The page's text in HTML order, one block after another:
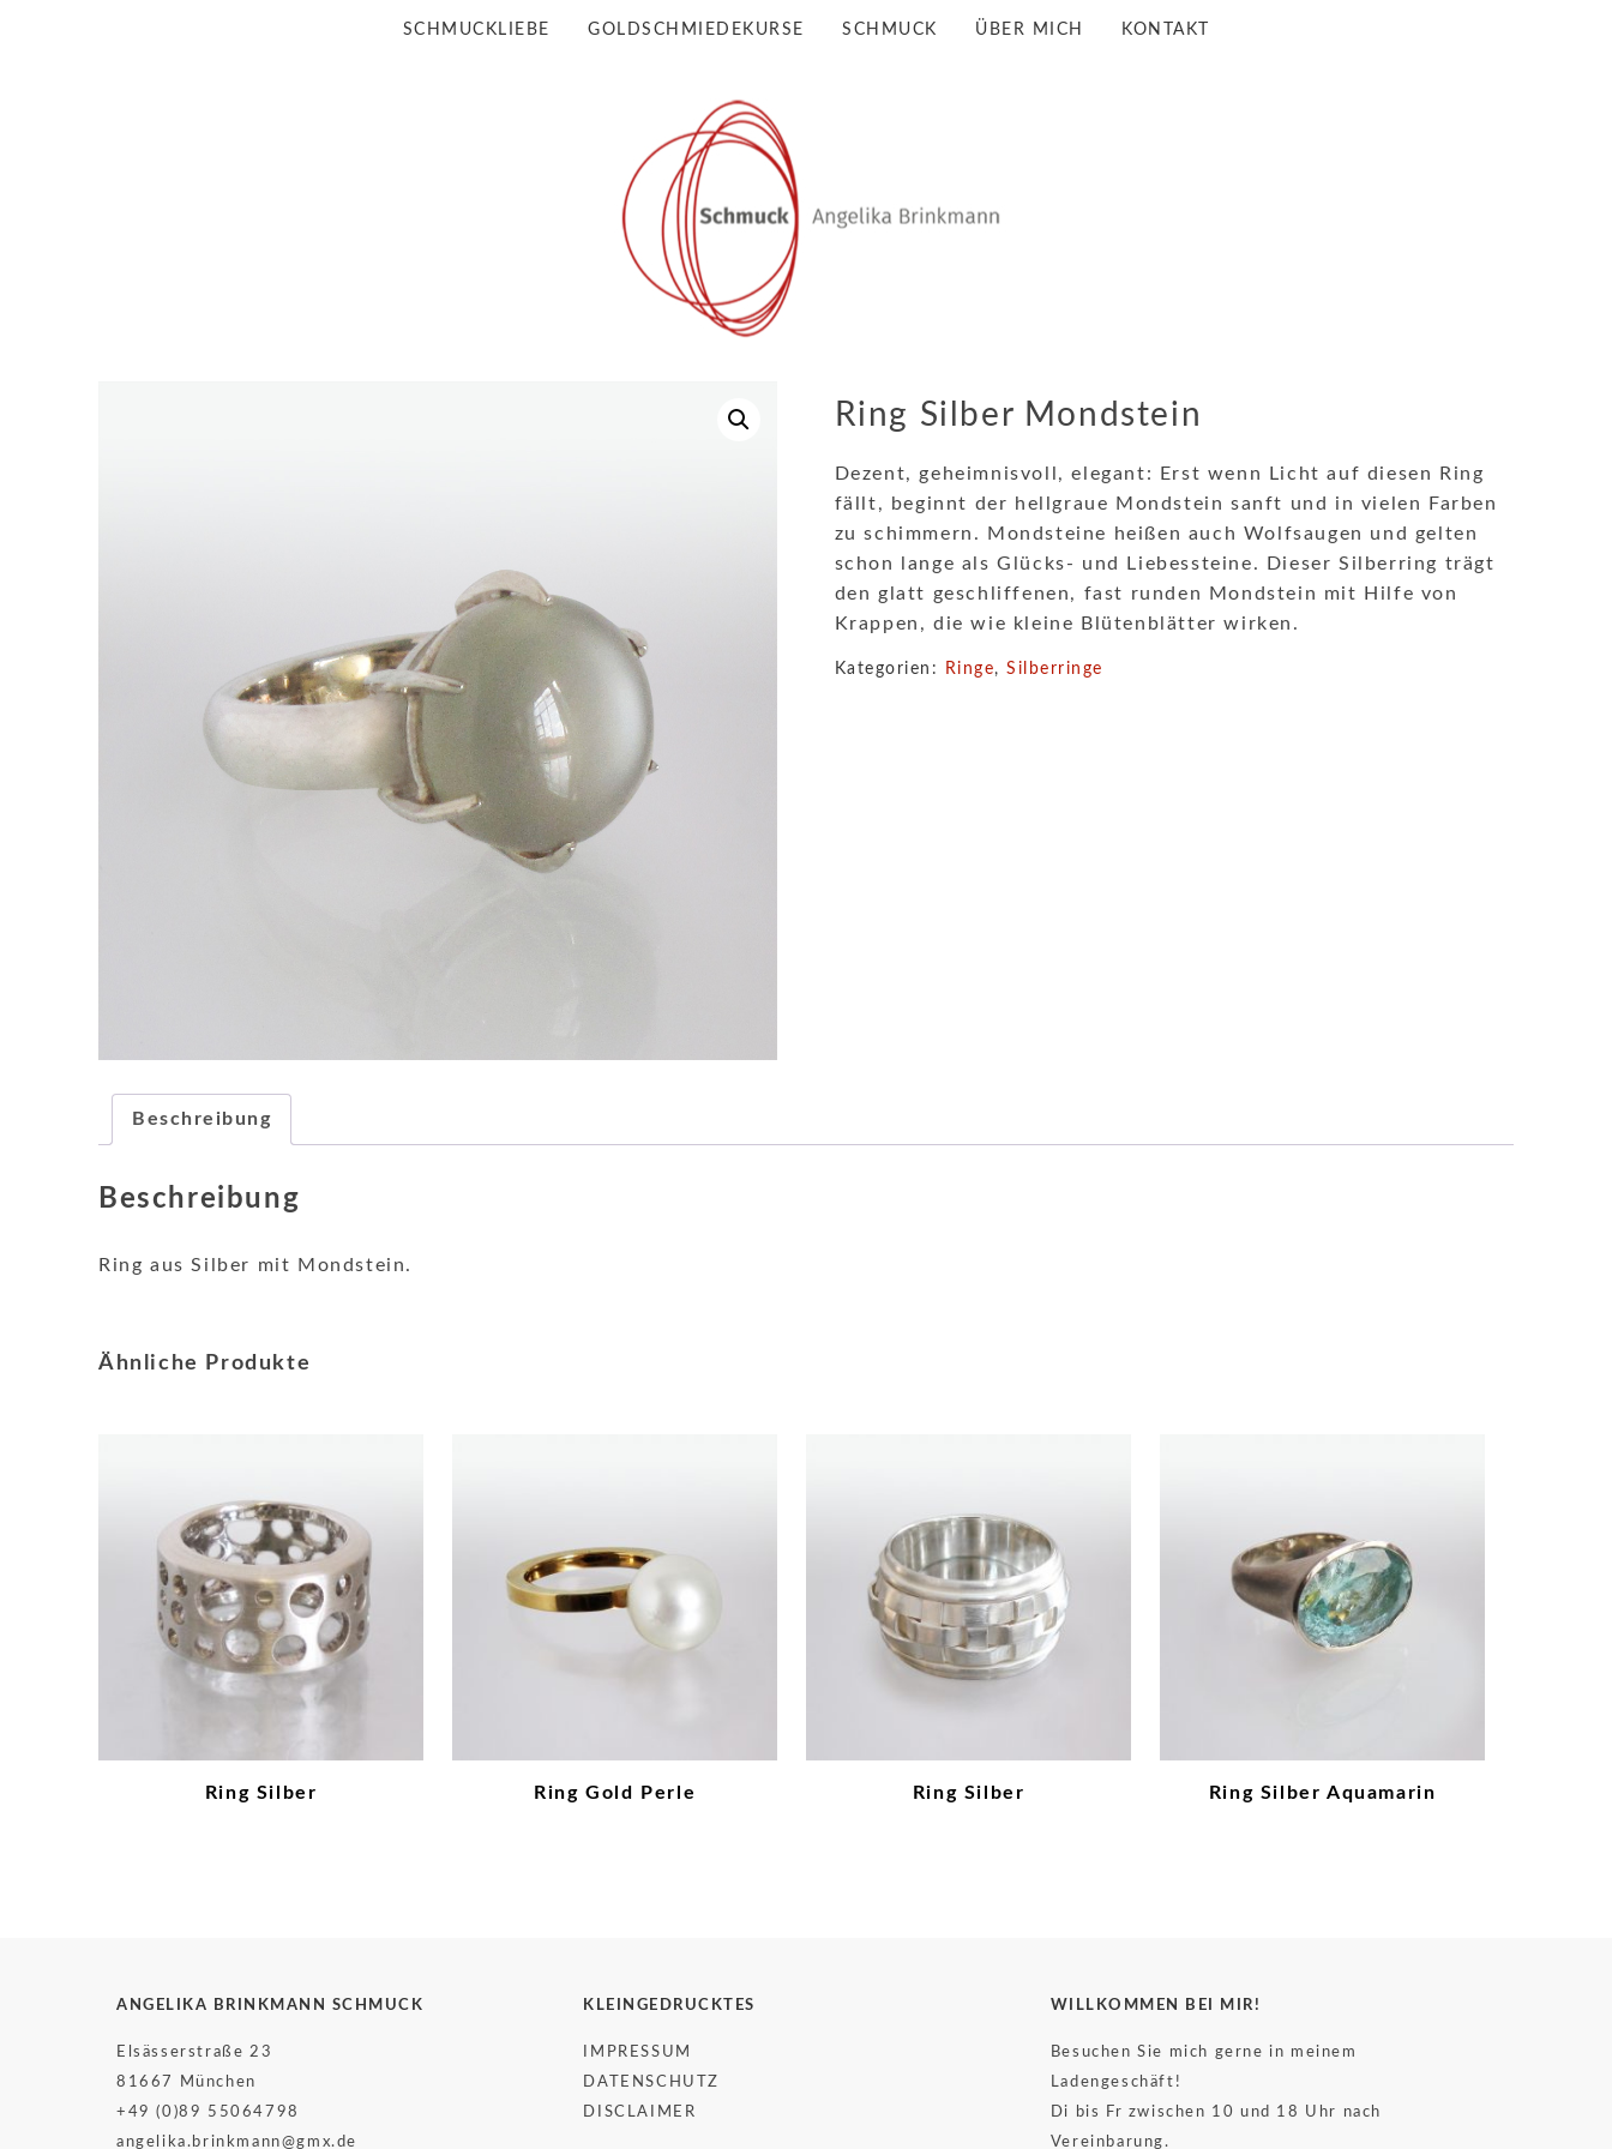
SCHMUCKLIEBE GOLDSCHMIEDEKURSE SCHMUCK ÜBER MICH KONTAKT
Ring Silber Mondstein
Dezent, geheimnisvoll, elegant: Erst wenn Licht auf diesen Ring
fällt, beginnt der hellgraue Mondstein sanft und in vielen Farben
zu schimmern. Mondsteine heißen auch Wolfsaugen und gelten
schon lange als Glücks- und Liebessteine. Dieser Silberring trägt
den glatt geschliffenen, fast runden Mondstein mit Hilfe von
Krappen, die wie kleine Blütenblätter wirken.
Kategorien: Ringe,Silberringe
Beschreibung
Beschreibung
Ring aus Silber mit Mondstein.
Ähnliche Produkte
Ring Silber Ring Gold Perle Ring Silber Ring Silber Aquamarin
ANGELIKA BRINKMANN SCHMUCK
Elsässerstraße 23
81667 München
+49 (0)89 55064798
angelika.brinkmann@gmx.de
KLEINGEDRUCKTES
IMPRESSUM
DATENSCHUTZ
DISCLAIMER
WILLKOMMEN BEI MIR!
Besuchen Sie mich gerne in meinem
Ladengeschäft!
Di bis Fr zwischen 10 und 18 Uhr nach
Vereinbarung.